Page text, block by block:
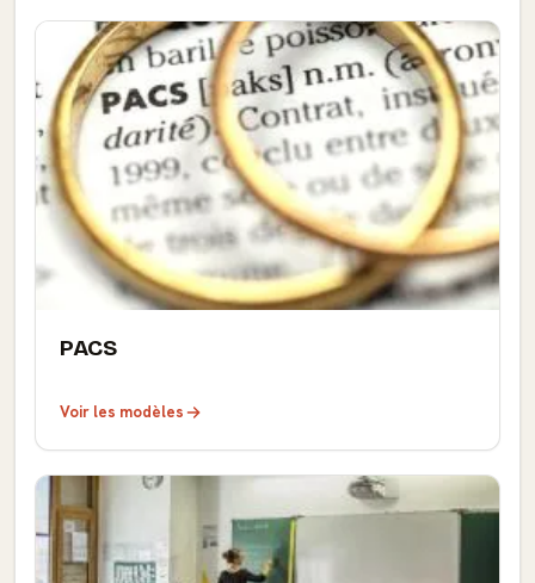
PACS
Voir les modèles